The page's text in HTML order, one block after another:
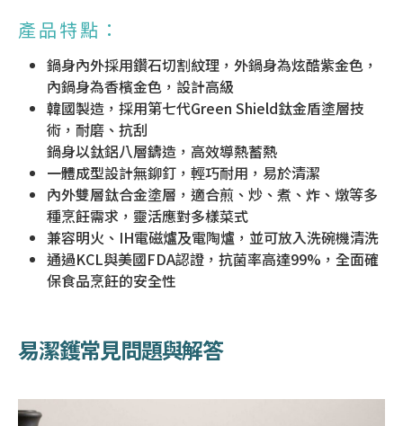
產品特點：
鍋身內外採用鑽石切割紋理，外鍋身為炫酷紫金色，
內鍋身為香檳金色，設計高級
韓國製造，採用第七代Green Shield鈦金盾塗層技
術，耐磨、抗刮
鍋身以鈦鋁八層鑄造，高效導熱蓄熱
一體成型設計無鉚釘，輕巧耐用，易於清潔
內外雙層鈦合金塗層，適合煎、炒、煮、炸、燉等多
種烹飪需求，靈活應對多樣菜式
兼容明火、IH電磁爐及電陶爐，並可放入洗碗機清洗
通過KCL與美國FDA認證，抗菌率高達99%，全面確
保食品烹飪的安全性
易潔鑊常見問題與解答